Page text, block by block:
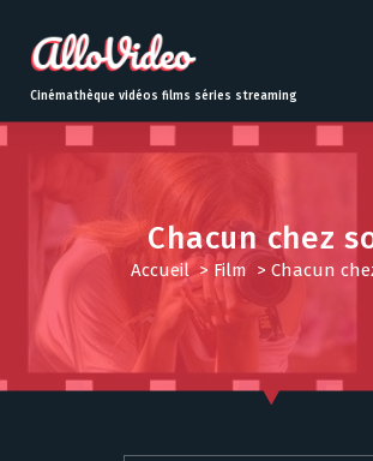
t
o
Cinémathèque vidéos films séries streaming
Chacun chez
Accueil> Film > Chacun